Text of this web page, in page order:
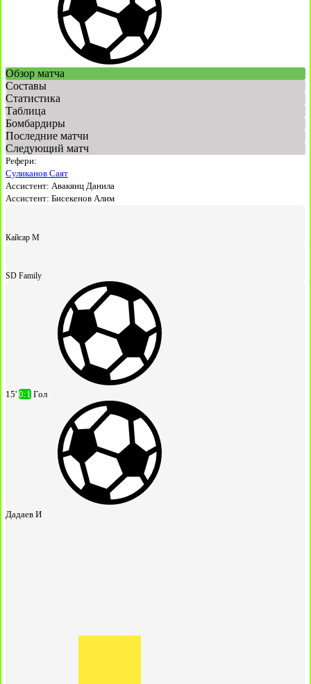
Обзор матча
Составы
Статистика
Таблица
Бомбардиры
Последние матчи
Следующий матч
Рефери:
Суликанов Саят
Ассистент: Авакянц Данила
Ассистент: Бисекенов Алим
Кайсар М
SD Family
15' 0:1 Гол
Дадаев И